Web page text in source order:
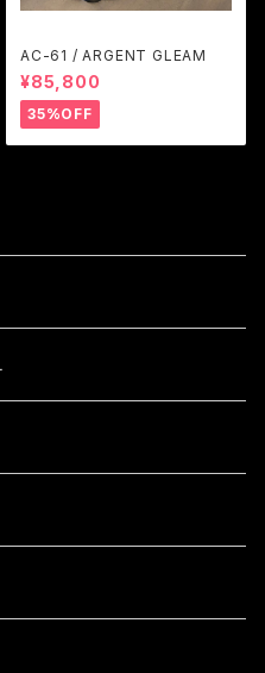
AC-61 / ARGENT GLEAM
¥85,800
35%OFF